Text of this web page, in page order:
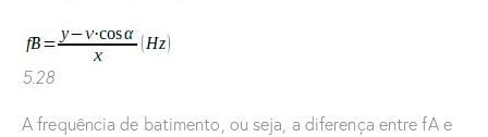
5.28
A frequência de batimento, ou seja, a diferença entre fA e